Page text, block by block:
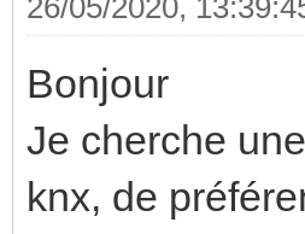
Bonjour
Je cherche
knx, de